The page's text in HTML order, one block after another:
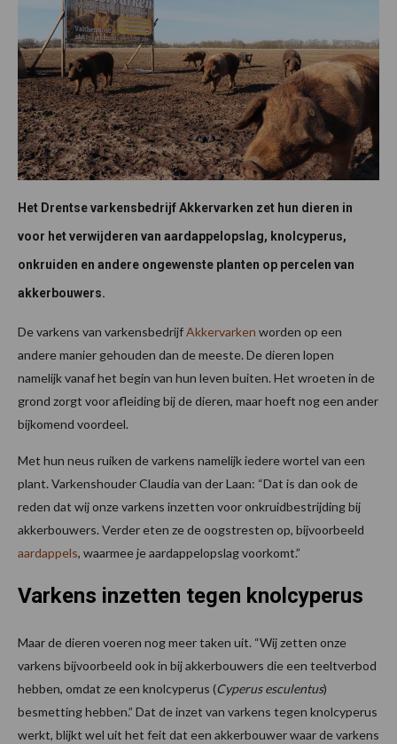
Het Drentse varkensbedrijf Akkervarken zet hun dieren in
voor het verwijderen van aardappelopslag, knolcyperus,
onkruiden en andere ongewenste planten op percelen van
akkerbouwers.
De varkens van varkensbedrijfAkkervarken worden op een
andere manier gehouden dan de meeste. De dieren lopen
namelijk vanaf het begin van hun leven buiten. Het wroeten in de
grond zorgt voor afleiding bij de dieren, maar hoeft nog een ander
bijkomend voordeel.
Met hun neus ruiken de varkens namelijk iedere wortel van een
plant. Varkenshouder Claudia van der Laan: “Dat is dan ook de
reden dat wij onze varkens inzetten voor onkruidbestrijding bij
akkerbouwers. Verder eten ze de oogstresten op, bijvoorbeeld
aardappels, waarmee je aardappelopslag voorkomt.”
Varkens inzetten tegen knolcyperus
Maar de dieren voeren nog meer taken uit. “Wij zetten onze
varkens bijvoorbeeld ook in bij akkerbouwers die een teeltverbod
hebben, omdat ze een knolcyperus (Cyperus esculentus)
besmetting hebben.” Dat de inzet van varkens tegen knolcyperus
werkt, blijkt wel uit het feit dat een akkerbouwer waar de varkens